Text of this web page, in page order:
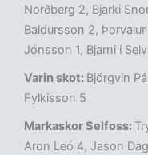
Norðberg 2, Bjarki
Baldursson 2,
Jónsson 1, Bjarni í
Varin skot: Björgvin
Fylkisson 5
Markaskor Selfoss:
Aron Leó 4, Jason